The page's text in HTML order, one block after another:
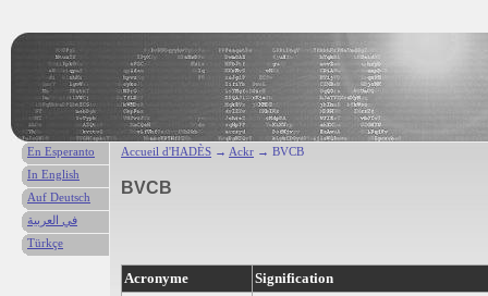
Accueil d'HADÈS → Ackr → BVCB
BVCB
Acronyme
Signification
En Esperanto
In English
Auf Deutsch
في العربية
Türkçe